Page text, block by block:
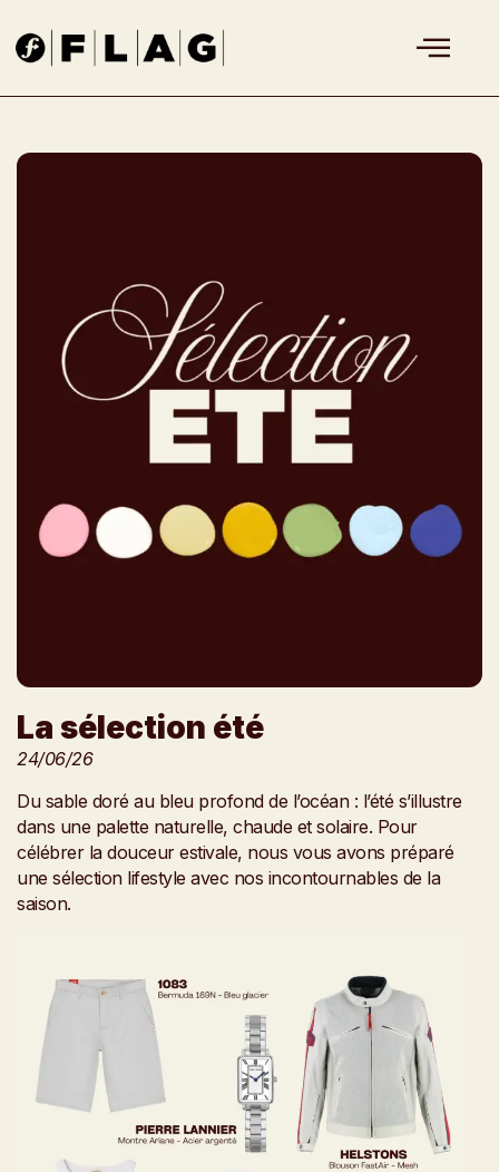
La sélection été
24/06/26
Du sable doré au bleu profond de l’océan : l’été s’illustre
dans une palette naturelle, chaude et solaire. Pour
célébrer la douceur estivale, nous vous avons préparé
une sélection lifestyle avec nos incontournables de la
saison.